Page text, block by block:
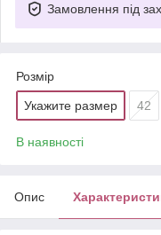
Замовлення під
Розмір
Укажите размер 42
В наявності
Опис